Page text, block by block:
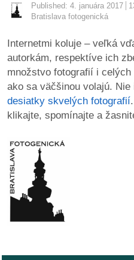
zákony
mestské
časti
kauzy
konania
stavebné
konania
pripomienkové
konania
Published: 4. januára 2017
Bratislava fotogenická
Internetmi koluje – veľká
autorkám, respektíve ich
množstvo fotografií i celých
ako sa väčšinou volajú. Nie
desiatky skvelých fotografií
klikajte, spomínajte a